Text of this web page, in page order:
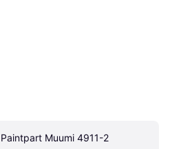
Paintpart Muumi 4911-2